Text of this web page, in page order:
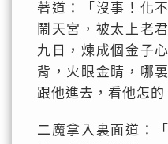
著道：「沒事！化
鬧天宮，被太上老
九日，煉成個金子
背，火眼金睛，哪
跟他進去，看他怎的
二魔拿入裏面道：